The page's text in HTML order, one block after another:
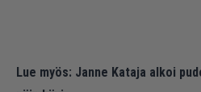
Lue myös: Janne Kataja alkoi